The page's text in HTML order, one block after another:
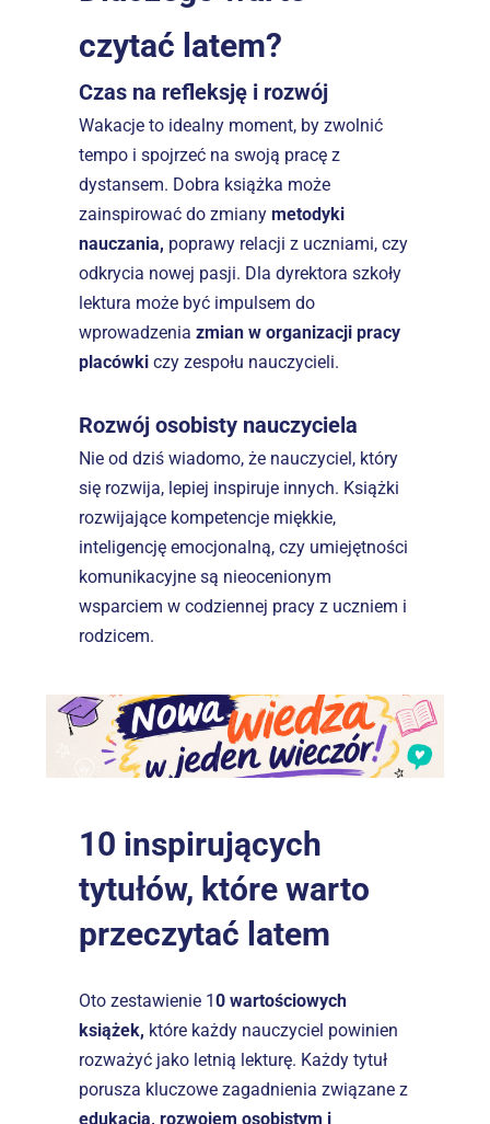
czytać latem?
Czas na refleksję i rozwój
Wakacje to idealny moment, by zwolnić
tempo i spojrzeć na swoją pracę z
dystansem. Dobra książka może
zainspirować do zmiany metodyki
nauczania, poprawy relacji z uczniami, czy
odkrycia nowej pasji. Dla dyrektora szkoły
lektura może być impulsem do
wprowadzenia zmian w organizacji pracy
placówki czy zespołu nauczycieli.
Rozwój osobisty nauczyciela
Nie od dziś wiadomo, że nauczyciel, który
się rozwija, lepiej inspiruje innych. Książki
rozwijające kompetencje miękkie,
inteligencję emocjonalną, czy umiejętności
komunikacyjne są nieocenionym
wsparciem w codziennej pracy z uczniem i
rodzicem.
10 inspirujących
tytułów, które warto
przeczytać latem
Oto zestawienie 10 wartościowych
książek, które każdy nauczyciel powinien
rozważyć jako letnią lekturę. Każdy tytuł
edukacją, rozwojem osobistym i